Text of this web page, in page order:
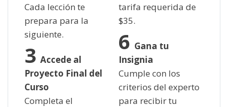
Cada lección te
prepara para la
siguiente.
Accede al
Proyecto Final del
Curso
Completa el
tarifa requerida de
$35.
Gana tu
Insignia
Cumple con los
criterios del experto
para recibir tu